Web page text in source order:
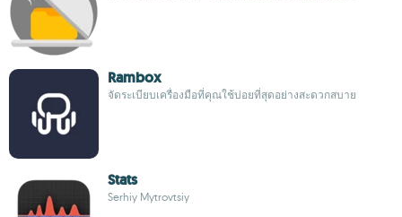
Rambox
จัดระเบียบเครื่องมือที่คุณใช้บ่อยที่สุดอย่างสะดวกสบาย
Stats
Serhiy Mytrovtsiy